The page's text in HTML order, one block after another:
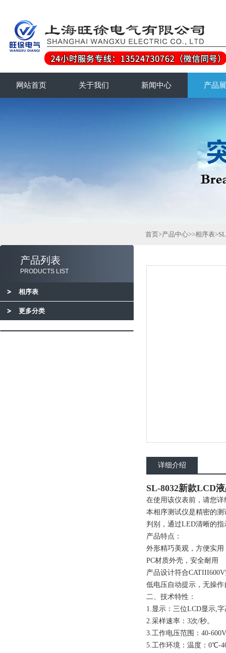
网站首页 关于我们 新闻中心 产品
产品列表
PRODUCTS LIST
相序表
更多分类
首页>产品中心>>相序表
详细介绍
SL-8032新款LCD
在使用该仪表前，请您
本相序测试仪是精密的
判别，通过LED清晰的
产品特点：
外形精巧美观，方便实用
PC材质外壳，安全耐用
产品设计符合
低电压自动提示，无操作
二、技术特性：
1.显示：三位LCD显示,
2.采样速率：3次/秒。
3.工作电压范围：40-
5.工作环境：温度：0℃-